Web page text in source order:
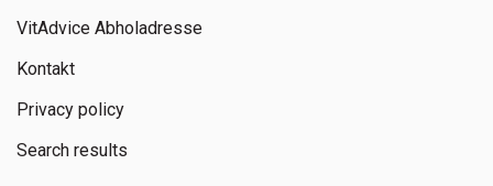
VitAdvice Abholadresse
Kontakt
Privacy policy
Search results